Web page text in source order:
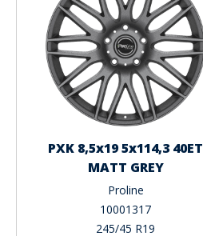
PXK 8,5x19 5x114,3 40ET
MATT GREY
Proline
10001317
245/45 R19